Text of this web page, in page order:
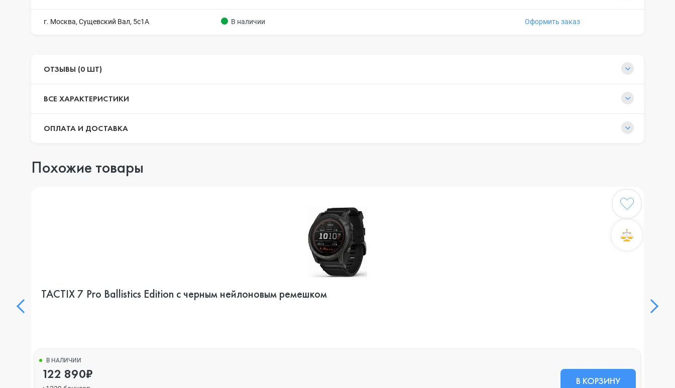
г. Москва, Сущевский Вал, 5с1А В наличии Оформить заказ
ОТЗЫВЫ (0 ШТ)
ВСЕ ХАРАКТЕРИСТИКИ
ОПЛАТА И ДОСТАВКА
Похожие товары
TACTIX 7 Pro Ballistics Edition с черным нейлоновым ремешком
В НАЛИЧИИ
122 890₽ В КОРЗИНУ